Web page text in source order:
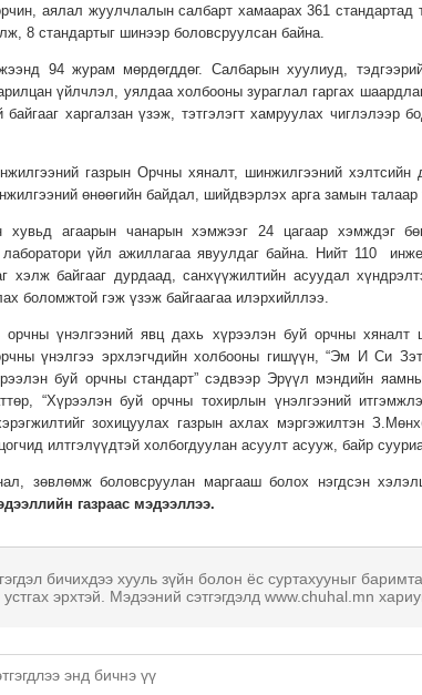
аялал жуулчлалын салбарт хамаарах 361 стандартад
8 стандартыг шинээр боловсруулсан байна.
94 журам мөрдөгддөг. Салбарын хуулиуд,
үйлчлэл, уялдаа холбооны зураглал гаргах
байгааг харгалзан үзэж, тэтгэлэгт хамруулах чиглэлээр
газрын Орчны хяналт, шинжилгээний
өнөөгийн байдал, шийдвэрлэх арга замын талаар
хувьд агаарын чанарын хэмжээг 24 цагаар хэмждэг
лаборатори үйл ажиллагаа явуулдаг байна. Нийт 110
хэлж байгааг дурдаад, санхүүжилтийн асуудал
боломжтой гэж үзэж байгаагаа илэрхийллээ.
орчны үнэлгээний явц дахь хүрээлэн буй орчны хяналт
үнэлгээ эрхлэгчдийн холбооны гишүүн, “Эм И Си
буй орчны стандарт” сэдвээр Эрүүл мэндийн
“Хүрээлэн буй орчны тохирлын үнэлгээний
зохицуулах газрын ахлах мэргэжилтэн
илтгэлүүдтэй холбогдуулан асуулт асууж, байр
зөвлөмж боловсруулан маргааш болох нэгдсэн
газраас мэдээллээ.
бичихдээ хууль зүйн болон ёс суртахууныг
устгах эрхтэй. Мэдээний сэтгэгдэлд www.chuhal.mn